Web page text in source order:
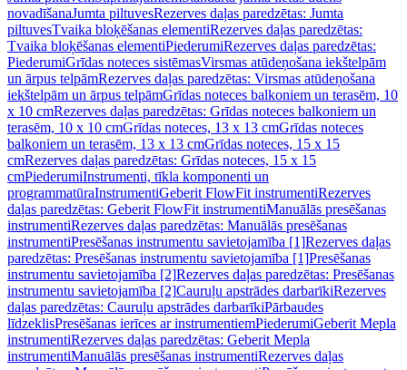
novadīšanaJumta piltuvesRezerves daļas paredzētas: Jumta
piltuvesTvaika bloķēšanas elementiRezerves daļas paredzētas:
Tvaika bloķēšanas elementiPiederumiRezerves daļas paredzētas:
PiederumiGrīdas noteces sistēmasVirsmas atūdeņošana iekštelpām
un ārpus telpāmRezerves daļas paredzētas: Virsmas atūdeņošana
iekštelpām un ārpus telpāmGrīdas noteces balkoniem un terasēm, 10
x 10 cmRezerves daļas paredzētas: Grīdas noteces balkoniem un
terasēm, 10 x 10 cmGrīdas noteces, 13 x 13 cmGrīdas noteces
balkoniem un terasēm, 13 x 13 cmGrīdas noteces, 15 x 15
cmRezerves daļas paredzētas: Grīdas noteces, 15 x 15
cmPiederumiInstrumenti, tīkla komponenti un
programmatūraInstrumentiGeberit FlowFit instrumentiRezerves
daļas paredzētas: Geberit FlowFit instrumentiManuālās presēšanas
instrumentiRezerves daļas paredzētas: Manuālās presēšanas
instrumentiPresēšanas instrumentu savietojamība [1]Rezerves daļas
paredzētas: Presēšanas instrumentu savietojamība [1]Presēšanas
instrumentu savietojamība [2]Rezerves daļas paredzētas: Presēšanas
instrumentu savietojamība [2]Cauruļu apstrādes darbarīkiRezerves
daļas paredzētas: Cauruļu apstrādes darbarīkiPārbaudes
līdzeklisPresēšanas ierīces ar instrumentiemPiederumiGeberit Mepla
instrumentiRezerves daļas paredzētas: Geberit Mepla
instrumentiManuālās presēšanas instrumentiRezerves daļas